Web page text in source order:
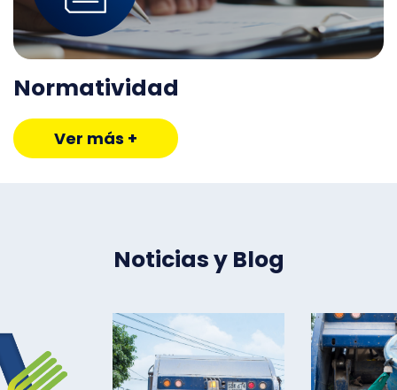
Normatividad
Ver más +
Noticias y Blog